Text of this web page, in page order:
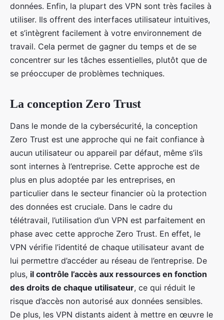
données. Enfin, la plupart des VPN sont très faciles à
utiliser. Ils offrent des interfaces utilisateur intuitives,
et s’intègrent facilement à votre environnement de
travail. Cela permet de gagner du temps et de se
concentrer sur les tâches essentielles, plutôt que de
se préoccuper de problèmes techniques.
La conception Zero Trust
Dans le monde de la cybersécurité, la conception
Zero Trust est une approche qui ne fait confiance à
aucun utilisateur ou appareil par défaut, même s’ils
sont internes à l’entreprise. Cette approche est de
plus en plus adoptée par les entreprises, en
particulier dans le secteur financier où la protection
des données est cruciale. Dans le cadre du
télétravail, l’utilisation d’un VPN est parfaitement en
phase avec cette approche Zero Trust. En effet, le
VPN vérifie l’identité de chaque utilisateur avant de
lui permettre d’accéder au réseau de l’entreprise. De
plus, il contrôle l’accès aux ressources en fonction
des droits de chaque utilisateur, ce qui réduit le
risque d’accès non autorisé aux données sensibles.
De plus, les VPN distants aident à mettre en œuvre le